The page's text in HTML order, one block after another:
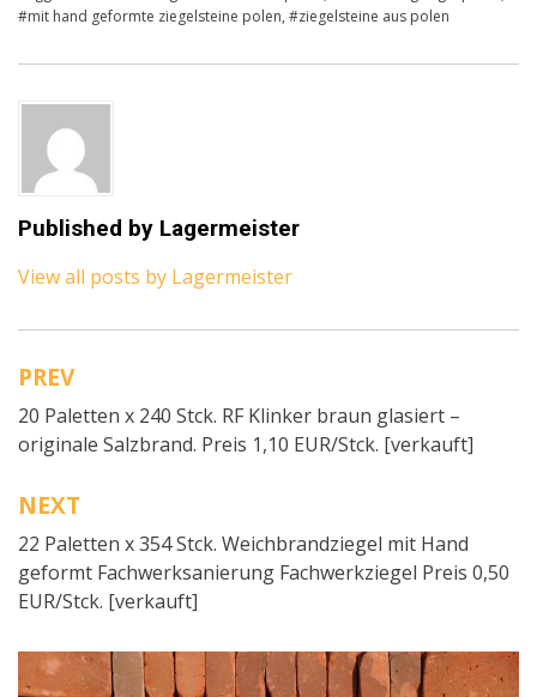
#mit hand geformte ziegelsteine polen, #ziegelsteine aus polen
Published by Lagermeister
View all posts by Lagermeister
Beitragsnavigation
PREV
20 Paletten x 240 Stck. RF Klinker braun glasiert –
originale Salzbrand. Preis 1,10 EUR/Stck. [verkauft]
NEXT
22 Paletten x 354 Stck. Weichbrandziegel mit Hand
geformt Fachwerksanierung Fachwerkziegel Preis 0,50
EUR/Stck. [verkauft]